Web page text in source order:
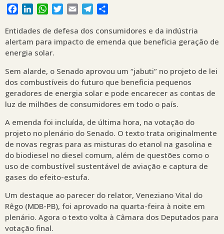
Facebook
LinkedInWhatsApp
Twitter
Email Telegram
Entidades de defesa dos consumidores e da indústria
alertam para impacto de emenda que beneficia geração de
energia solar.
Sem alarde, o Senado aprovou um “jabuti” no projeto de lei
dos combustíveis do futuro que beneficia pequenos
geradores de energia solar e pode encarecer as contas de
luz de milhões de consumidores em todo o país.
A emenda foi incluída, de última hora, na votação do
projeto no plenário do Senado. O texto trata originalmente
de novas regras para as misturas do etanol na gasolina e
do biodiesel no diesel comum, além de questões como o
uso de combustível sustentável de aviação e captura de
gases do efeito-estufa.
Um destaque ao parecer do relator, Veneziano Vital do
Rêgo (MDB-PB), foi aprovado na quarta-feira à noite em
plenário. Agora o texto volta à Câmara dos Deputados para
votação final.